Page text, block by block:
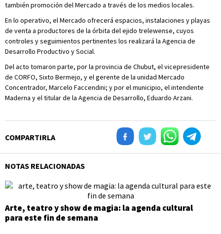
también promoción del Mercado a través de los medios locales.
En lo operativo, el Mercado ofrecerá espacios, instalaciones y playas
de venta a productores de la órbita del ejido trelewense, cuyos
controles y seguimientos pertinentes los realizará la Agencia de
Desarrollo Productivo y Social.
Del acto tomaron parte, por la provincia de Chubut, el vicepresidente
de CORFO, Sixto Bermejo, y el gerente de la unidad Mercado
Concentrador, Marcelo Faccendini; y por el municipio, el intendente
Maderna y el titular de la Agencia de Desarrollo, Eduardo Arzani.
COMPARTIRLA
NOTAS RELACIONADAS
Arte, teatro y show de magia: la agenda cultural
para este fin de semana